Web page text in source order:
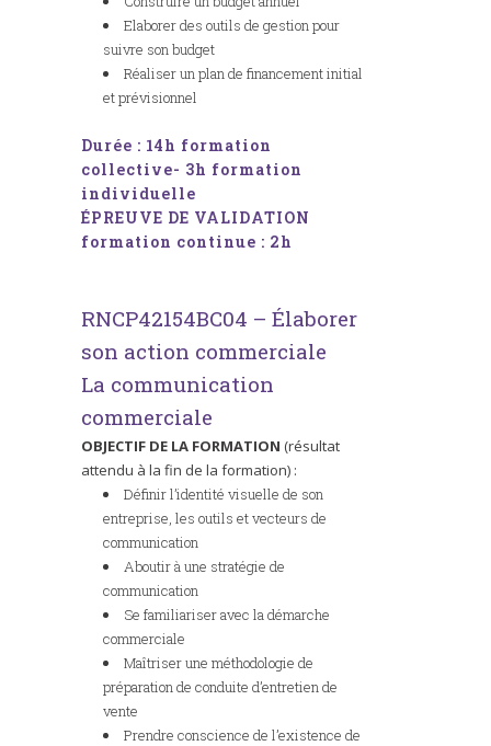
Elaborer des outils de gestion pour
suivre son budget
Réaliser un plan de financement initial
et prévisionnel
Durée : 14h formation
collective- 3h formation
individuelle
ÉPREUVE DE VALIDATION
formation continue : 2h
RNCP42154BC04 – Élaborer
son action commerciale
La communication
commerciale
OBJECTIF DE LA FORMATION (résultat
attendu à la fin de la formation) :
Définir l’identité visuelle de son
entreprise, les outils et vecteurs de
communication
Aboutir à une stratégie de
communication
Se familiariser avec la démarche
commerciale
Maîtriser une méthodologie de
préparation de conduite d’entretien de
vente
Prendre conscience de l’existence de